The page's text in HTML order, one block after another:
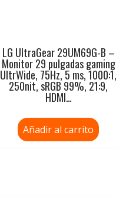
LG UltraGear 29UM69G-B –
Monitor 29 pulgadas gaming
UltrWide, 75Hz, 5 ms, 1000:1,
250nit, sRGB 99%, 21:9,
HDMI…
Añadir al carrito